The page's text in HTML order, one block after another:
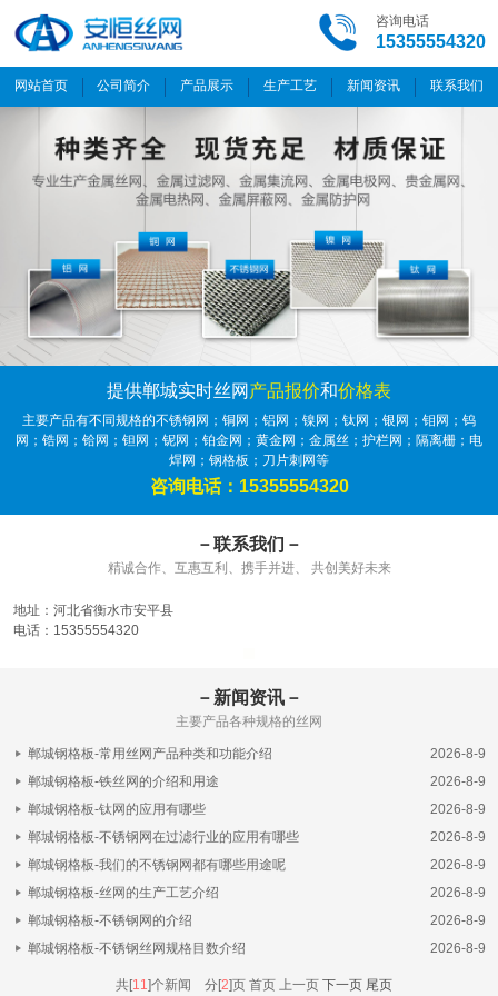
咨询电话
15355554320
网站首页 公司简介 产品展示 生产工艺 新闻资讯 联系我们
提供郸城实时丝网 产品报价和价格表
主要产品有不同规格的不锈钢网；铜网；铝网；镍网；钛网；银网；钼网；钨
网；锆网；铪网；钽网；铌网；铂金网；黄金网；金属丝；护栏网；隔离栅；电
焊网；钢格板；刀片刺网等
咨询电话：15355554320
－联系我们－
精诚合作、互惠互利、携手并进、 共创美好未来
地址：河北省衡水市安平县
电话：15355554320
－新闻资讯－
主要产品各种规格的丝网
郸城钢格板-常用丝网产品种类和功能介绍
2026-8-9
郸城钢格板-铁丝网的介绍和用途
2026-8-9
郸城钢格板-钛网的应用有哪些
2026-8-9
郸城钢格板-不锈钢网在过滤行业的应用有哪些
2026-8-9
郸城钢格板-我们的不锈钢网都有哪些用途呢
2026-8-9
郸城钢格板-丝网的生产工艺介绍
2026-8-9
郸城钢格板-不锈钢网的介绍
2026-8-9
郸城钢格板-不锈钢丝网规格目数介绍
2026-8-9
共[11]个新闻 分[2]页 首页 上一页 下一页 尾页